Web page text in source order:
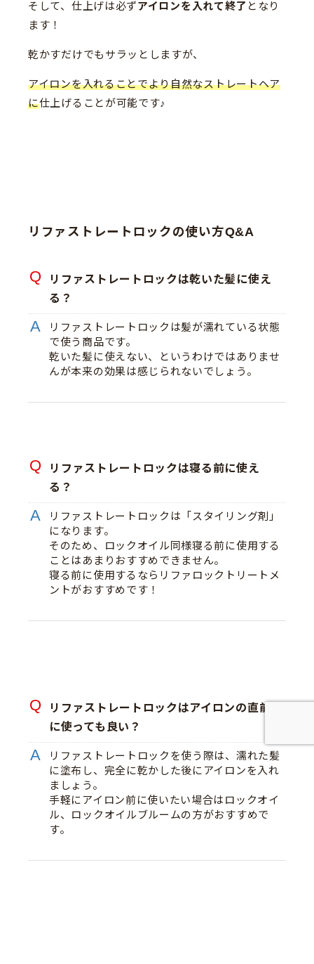
そして、仕上げは必ずアイロンを入れて終了 となり
ます！
乾かすだけでもサラッとしますが、
アイロンを入れることでより自然なストレートヘア
に仕上げることが可能です♪
リファストレートロックの使い方Q&A
リファストレートロックは乾いた髪に使え
る？
リファストレートロックは髪が濡れている状態
で使う商品です。
乾いた髪に使えない、というわけではありませ
んが本来の効果は感じられないでしょう。
リファストレートロックは寝る前に使え
る？
リファストレートロックは「スタイリング剤」
になります。
そのため、ロックオイル同様寝る前に使用する
ことはあまりおすすめできません。
寝る前に使用するならリファロックトリートメ
ントがおすすめです！
リファストレートロックはアイロンの直前
に使っても良い？
リファストレートロックを使う際は、濡れた髪
に塗布し、完全に乾かした後にアイロンを入れ
ましょう。
手軽にアイロン前に使いたい場合はロックオイ
ル、ロックオイルブルームの方がおすすめで
す。